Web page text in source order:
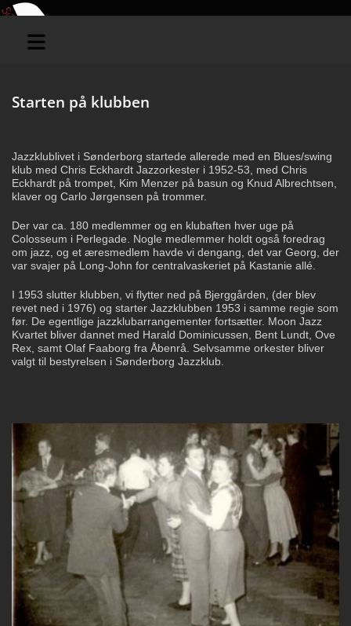
Starten på klubben
Jazzklublivet i Sønderborg startede allerede med en Blues/swing
klub med Chris Eckhardt Jazzorkester i 1952-53, med Chris
Eckhardt på trompet, Kim Menzer på basun og Knud Albrechtsen,
klaver og Carlo Jørgensen på trommer.
Der var ca. 180 medlemmer og en klubaften hver uge på
Colosseum i Perlegade. Nogle medlemmer holdt også foredrag
om jazz, og et æresmedlem havde vi dengang, det var Georg, der
var svajer på Long-John for centralvaskeriet på Kastanie allé.
I 1953 slutter klubben, vi flytter ned på Bjerggården, (der blev
revet ned i 1976) og starter Jazzklubben 1953 i samme regie som
før. De egentlige jazzklubarrangementer fortsætter. Moon Jazz
Kvartet bliver dannet med Harald Dominicussen, Bent Lundt, Ove
Rex, samt Olaf Faaborg fra Åbenrå. Selvsamme orkester bliver
valgt til bestyrelsen i Sønderborg Jazzklub.